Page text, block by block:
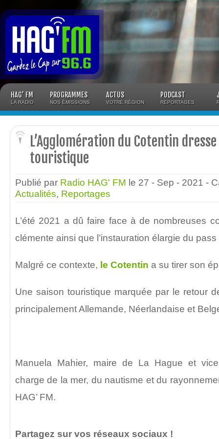
HAG’ FM
LA RADIO
PROGRAMMES
NOS ÉMISSIONS
ACTUS
VOTRE RÉGION
PODCAST
REPORTAGES
L’Agglomération du Cotentin
touristique
Publié par Radio HAG' FM le 27 - Sep - 2021 -
Actualités, Reportages
L’été 2021 a dû faire face à de nombreuses
clémente ainsi que l’instauration élargie du
Malgré ce contexte, le Cotentin a su tirer son
Une saison touristique marquée par le retour
principalement Allemande, Néerlandaise et
Manuela Mahier, maire de La Hague et
charge de la mer, du nautisme et du
HAG’ FM.
Partagez sur vos réseaux sociaux !
Panneau de gestion des cookies